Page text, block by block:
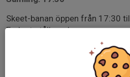
Skeet-banan öppen från 17:30
Endast stålhagel.
Glasögon och hörselskydd